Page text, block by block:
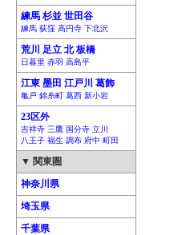
練馬 杉並 世田谷
練馬 荻窪 高円寺 下北沢
荒川 足立 北 板橋
日暮里 赤羽 高島平
江東 墨田 江戸川 葛飾
亀戸 錦糸町 葛西 新小岩
23区外
吉祥寺 三鷹 国分寺 立川
八王子 福生 調布 府中 町田
▼ 関東圏
神奈川県
埼玉県
千葉県